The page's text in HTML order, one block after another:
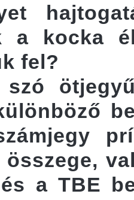
a kocka
fel?
szó
összege,
a TBE